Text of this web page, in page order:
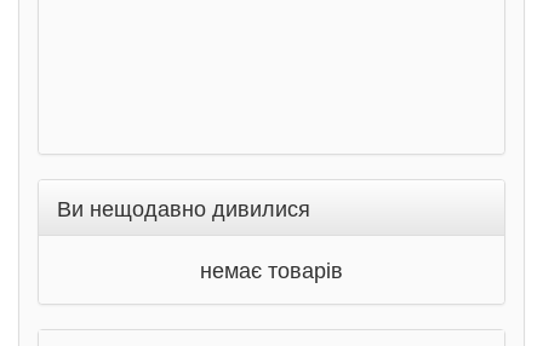
Ви нещодавно дивилися
немає товарів